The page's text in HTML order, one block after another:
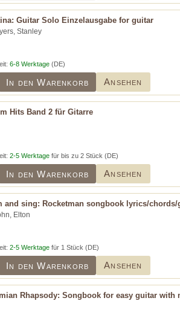
Guitar Solo Einzelausgabe for guitar
Stanley
6-8 Werktage (DE)
In den Warenkorb Ansehen
Hits Band 2 für Gitarre
2-5 Werktage für bis zu 2 Stück (DE)
In den Warenkorb Ansehen
and sing: Rocketman songbook lyrics/chords/
Elton
2-5 Werktage für 1 Stück (DE)
In den Warenkorb Ansehen
Rhapsody: Songbook for easy guitar with